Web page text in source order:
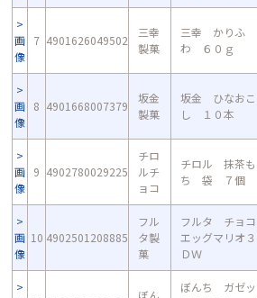
画
像
7 4901626049502
三幸
製菓
三幸 かりふ
わ ６０ｇ
画
像
8 4901668007379
坂金
製菓
坂金 ひなおこ
し １０本
画
像
9 4902780029225
チロ
ルチ
ョコ
チロル 抹茶も
ち 袋 ７個
画
像
10 4902501208885
フル
タ製
菓
フルタ チョコ
エッグマリオ３
ＤＷ
ぼん
ぼんち ガゼッ